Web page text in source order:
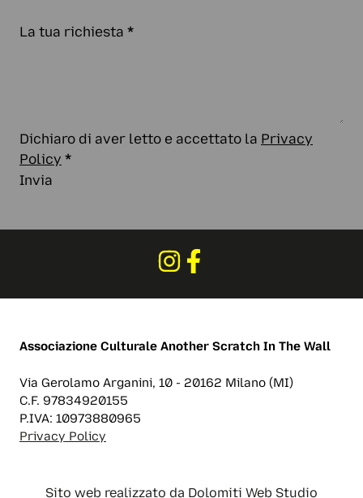
La tua richiesta *
Dichiaro di aver letto e accettato la Privacy
Policy *
Invia
Associazione Culturale Another Scratch In The Wall
Via Gerolamo Arganini, 10 - 20162 Milano (MI)
C.F. 97834920155
P.IVA: 10973880965
Privacy Policy
Sito web realizzato da Dolomiti Web Studio